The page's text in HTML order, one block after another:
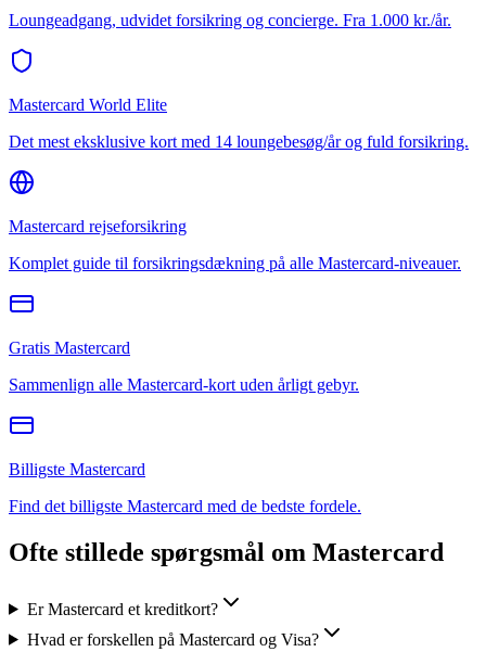
Loungeadgang, udvidet forsikring og concierge. Fra 1.000 kr./år.
Mastercard World Elite
Det mest eksklusive kort med 14 loungebesøg/år og fuld forsikring.
Mastercard rejseforsikring
Komplet guide til forsikringsdækning på alle Mastercard-niveauer.
Gratis Mastercard
Sammenlign alle Mastercard-kort uden årligt gebyr.
Billigste Mastercard
Find det billigste Mastercard med de bedste fordele.
Ofte stillede spørgsmål om Mastercard
Er Mastercard et kreditkort?
Hvad er forskellen på Mastercard og Visa?